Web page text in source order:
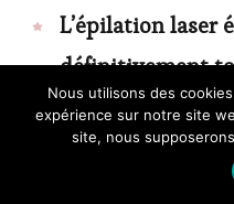
L’épilation
définitivement
Elle réduit
certains poils
séances
Nous utilisons des
expérience sur notre site
site, nous